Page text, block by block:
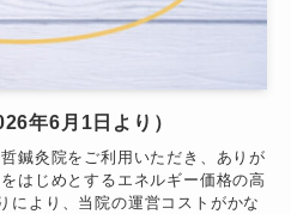
年6月1日より）
鍼灸院をご利用いただき、ありが
はじめとするエネルギー価格の高
により、当院の運営コストがかな